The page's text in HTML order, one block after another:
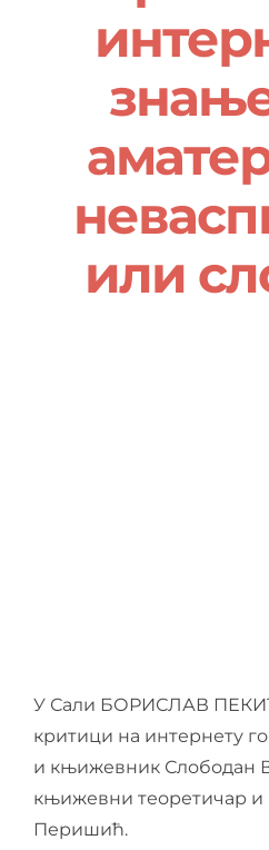
или
У Сали БОРИСЛАВ
критици на интернету
и књижевник Слободан
књижевни теоретичар и
Перишић.